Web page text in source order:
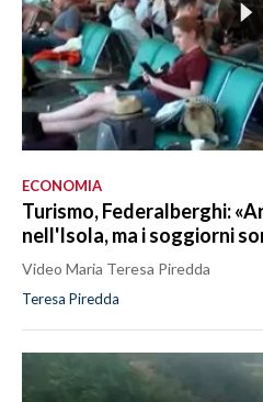
ECONOMIA
Turismo, Federalberghi:
nell'Isola, ma i soggiorni
Video Maria Teresa Piredda
Teresa Piredda